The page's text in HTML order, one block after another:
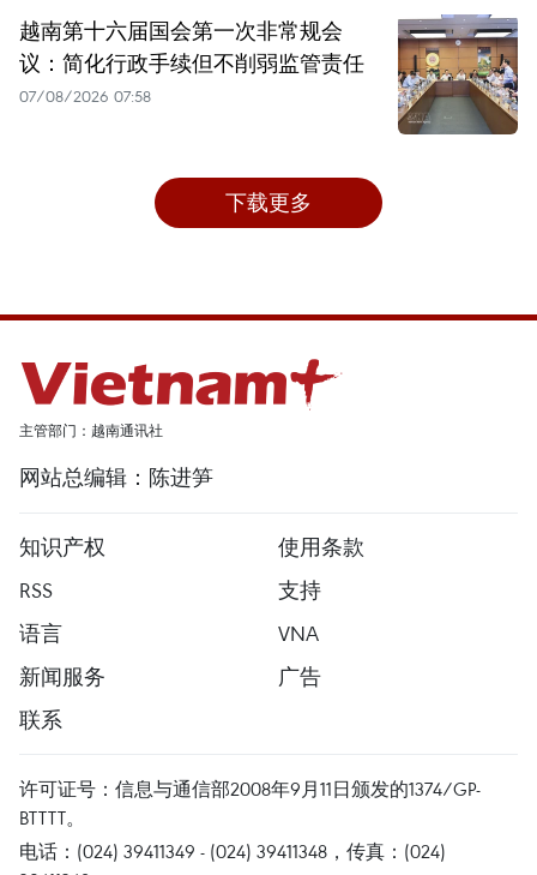
越南第十六届国会第一次非常规会
议：简化行政手续但不削弱监管责任
07/08/2026 07:58
下载更多
主管部门：越南通讯社
网站总编辑：陈进笋
知识产权
使用条款
RSS
支持
语言
VNA
新闻服务
广告
联系
许可证号：信息与通信部2008年9月11日颁发的1374/GP-
BTTTT。
电话：(024) 39411349 - (024) 39411348，传真：(024)